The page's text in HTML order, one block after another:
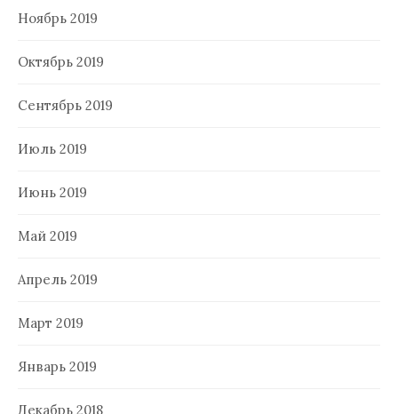
Ноябрь 2019
Октябрь 2019
Сентябрь 2019
Июль 2019
Июнь 2019
Май 2019
Апрель 2019
Март 2019
Январь 2019
Декабрь 2018